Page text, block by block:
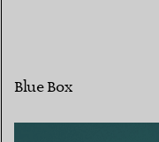
Blue Box